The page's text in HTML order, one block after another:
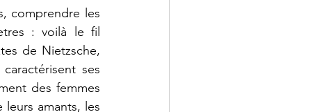
comprendre les
: voilà le fil
de Nietzsche,
ses
des femmes
leurs amants, les